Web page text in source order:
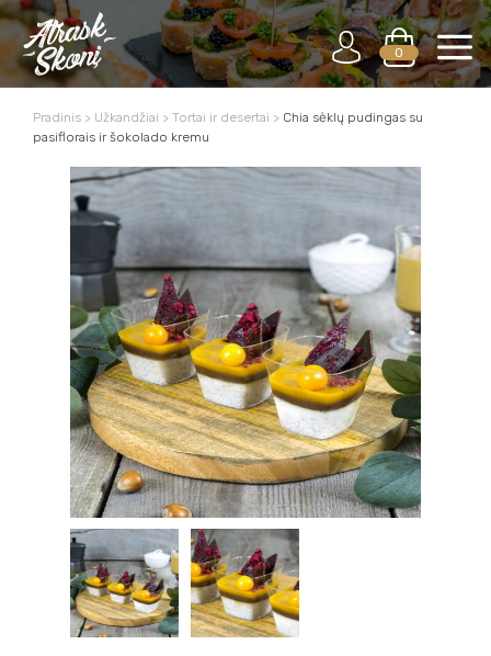
0
Pradinis > Užkandžiai > Tortai ir desertai > Chia sėklų pudingas su
pasiflorais ir šokolado kremu